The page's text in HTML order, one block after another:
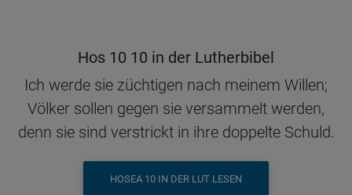
Hos 10 10 in der Lutherbibel
Ich werde sie züchtigen nach meinem Willen;
Völker sollen gegen sie versammelt werden,
denn sie sind verstrickt in ihre doppelte Schuld.
HOSEA 10 IN DER LUT LESEN